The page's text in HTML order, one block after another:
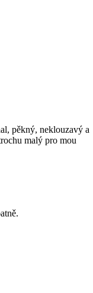
pěkný, neklouzavý a
malý pro mou